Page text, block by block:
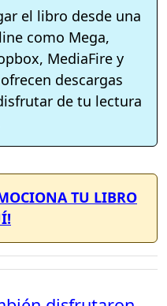
el libro desde una
como Mega,
MediaFire y
descargas
de tu lectura
TU LIBRO